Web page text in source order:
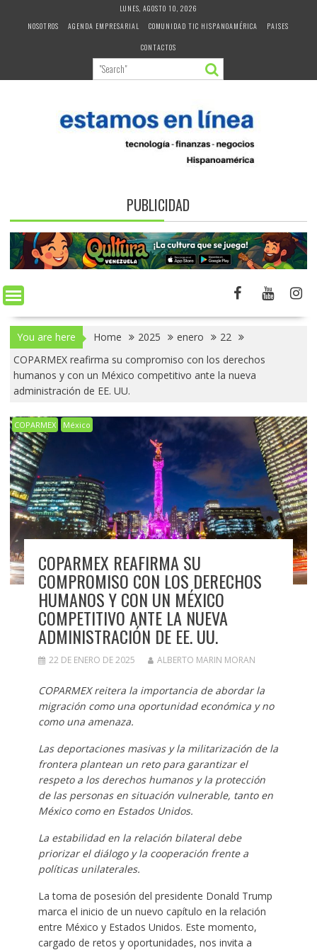
LUNES, AGOSTO 10, 2026
NOSOTROS
AGENDA EMPRESARIAL COMUNIDAD TIC HISPANOAMÉRICA
PAISES
CONTACTOS
PUBLICIDAD
You are here Home 2025 enero
22
COPARMEX reafirma su compromiso con los derechos
humanos y con un México competitivo ante la nueva
administración de EE. UU.
COPARMEX México
COPARMEX REAFIRMA SU
COMPROMISO CON LOS DERECHOS
HUMANOS Y CON UN MÉXICO
COMPETITIVO ANTE LA NUEVA
ADMINISTRACIÓN DE EE. UU.
22 DE ENERO DE 2025 ALBERTO MARIN MORAN
COPARMEX reitera la importancia de abordar la
migración como una oportunidad económica y no
como una amenaza.
Las deportaciones masivas y la militarización de la
frontera plantean un reto para garantizar el
respeto a los derechos humanos y la protección
de las personas en situación vulnerable, tanto en
México como en Estados Unidos.
La estabilidad en la relación bilateral debe
priorizar el diálogo y la cooperación frente a
políticas unilaterales.
La toma de posesión del presidente Donald Trump
marca el inicio de un nuevo capítulo en la relación
entre México y Estados Unidos. Este momento,
cargado de retos y oportunidades, nos invita a